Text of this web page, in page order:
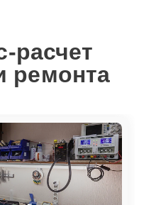
расчет
ремонта